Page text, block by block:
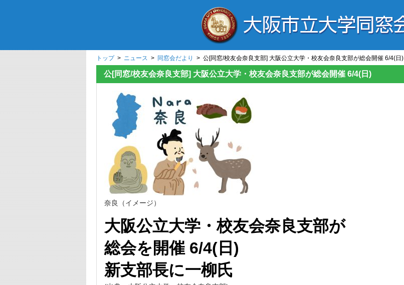
トップ> ニュース > 同窓会だより > 公[同窓/校友会奈良支部] 大阪公立大学・校友会奈良支部が総会開催 6/4(日)
公[同窓/校友会奈良支部] 大阪公立大学・校友会奈良支部が総会開催 6/4(日)
奈良（イメージ）
大阪公立大学・校友会奈良支部が
総会を開催 6/4(日)
新支部長に一柳氏